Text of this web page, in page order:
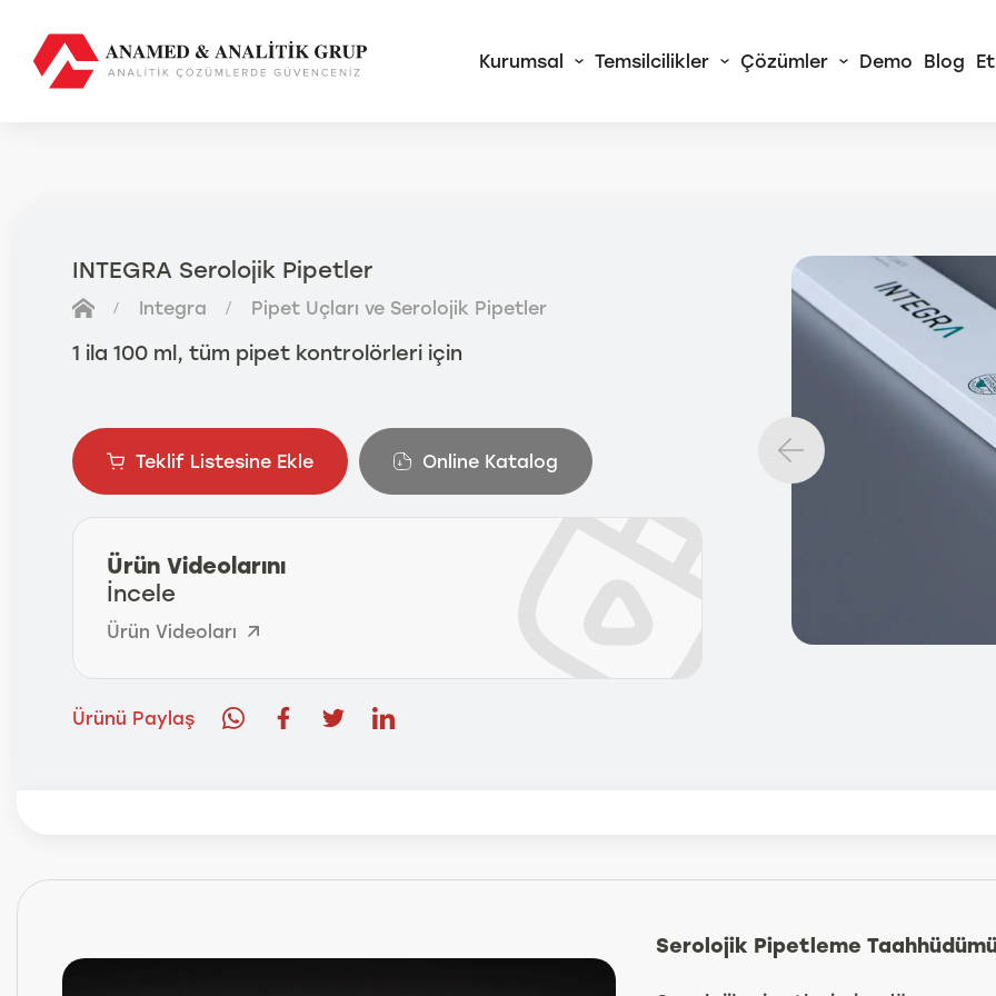
Kurumsal Temsilcilikler Çözümler
Ürünleri
SmartChem© Tam
Analizörleri
Demo Blog
INTEGRA Serolojik Pipetler
Integra Pipet Uçları ve Serolojik Pipetler
1 ila 100 ml, tüm pipet kontrolörleri için
Teklif Listesine Ekle Online Katalog
Ürün Videolarını
İncele
Ürün Videoları
Ürünü Paylaş
Serolojik Pipetleme